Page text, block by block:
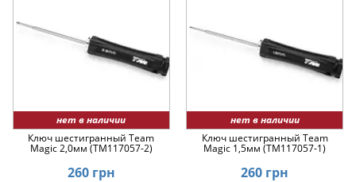
нет в наличии
Ключ шестигранный Team
Magic 2,0мм (TM117057-2)
260 грн
нет в наличии
Ключ шестигранный Team
Magic 1,5мм (TM117057-1)
260 грн